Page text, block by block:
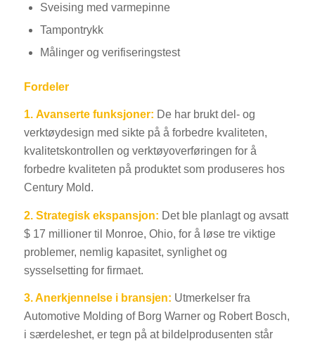
Sveising med varmepinne
Tampontrykk
Målinger og verifiseringstest
Fordeler
1. Avanserte funksjoner: De har brukt del- og
verktøydesign med sikte på å forbedre kvaliteten,
kvalitetskontrollen og verktøyoverføringen for å
forbedre kvaliteten på produktet som produseres hos
Century Mold.
2. Strategisk ekspansjon: Det ble planlagt og avsatt
$ 17 millioner til Monroe, Ohio, for å løse tre viktige
problemer, nemlig kapasitet, synlighet og
sysselsetting for firmaet.
3. Anerkjennelse i bransjen: Utmerkelser fra
Automotive Molding of Borg Warner og Robert Bosch,
i særdeleshet, er tegn på at bildelprodusenten står